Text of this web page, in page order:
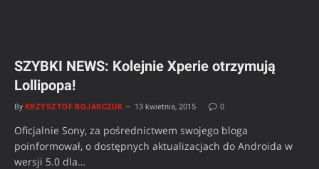
SZYBKI NEWS: Kolejnie Xperie otrzymują
Lollipopa!
By KRZYSZTOF BOJARCZUK 13 kwietnia, 2015 0
Oficjalnie Sony, za pośrednictwem swojego bloga
poinformował, o dostępnych aktualizacjach do Androida w
wersji 5.0 dla…